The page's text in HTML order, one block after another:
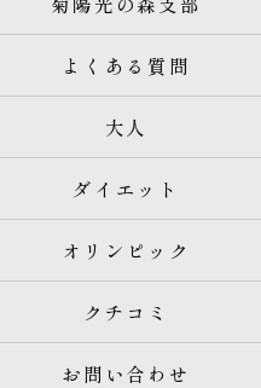
よくある質問
大人
ダイエット
オリンピック
クチコミ
お問い合わせ